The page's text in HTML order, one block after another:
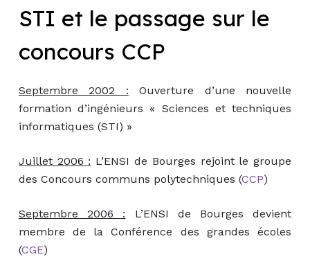
STI et le passage sur le
concours CCP
Septembre 2002 : Ouverture d’une nouvelle
formation d’ingénieurs « Sciences et techniques
informatiques (STI) »
Juillet 2006 : L’ENSI de Bourges rejoint le groupe
des Concours communs polytechniques (CCP)
Septembre 2006 : L’ENSI de Bourges devient
membre de la Conférence des grandes écoles
(CGE)